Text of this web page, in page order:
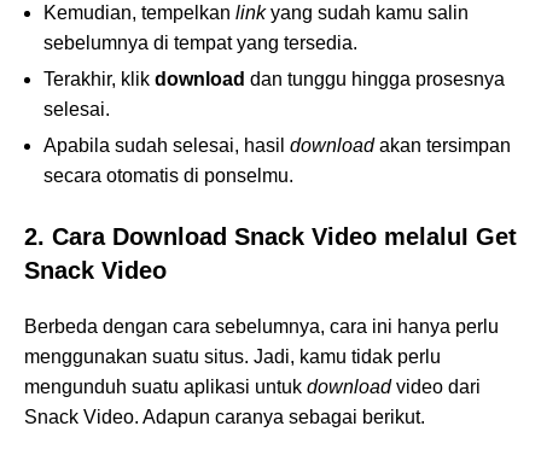
Kemudian, tempelkan linkyang sudah kamu salin
sebelumnya di tempat yang tersedia.
Terakhir, klik download dan tunggu hingga prosesnya
selesai.
Apabila sudah selesai, hasil downloadakan tersimpan
secara otomatis di ponselmu.
2. Cara Download Snack Video melaluI Get
Snack Video
Berbeda dengan cara sebelumnya, cara ini hanya perlu
menggunakan suatu situs. Jadi, kamu tidak perlu
mengunduh suatu aplikasi untuk downloadvideo dari
Snack Video. Adapun caranya sebagai berikut.